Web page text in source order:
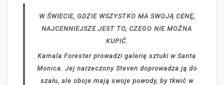
W ŚWIECIE, GDZIE WSZYSTKO MA SWOJĄ CENĘ,
NAJCENNIEJSZE JEST TO, CZEGO NIE MOŻNA
KUPIĆ.
Kamala Forester prowadzi galerię sztuki w Santa
Monica. Jej narzeczony Steven doprowadza ją do
szału, ale oboje mają swoje powody, by tkwić w